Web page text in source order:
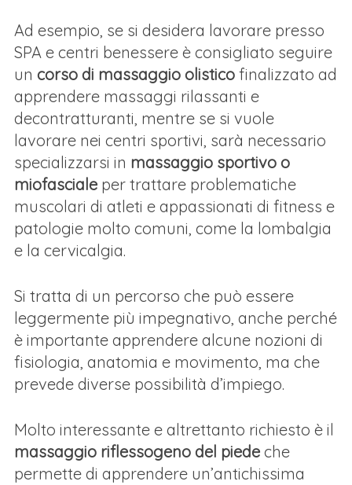
Ad esempio, se si desidera lavorare presso
SPA e centri benessere è consigliato seguire
un corso di massaggio olisticofinalizzato ad
apprendere massaggi rilassanti e
decontratturanti, mentre se si vuole
lavorare nei centri sportivi, sarà necessario
specializzarsi in massaggio sportivo o
miofascialeper trattare problematiche
muscolari di atleti e appassionati di fitness e
patologie molto comuni, come la lombalgia
e la cervicalgia.
Si tratta di un percorso che può essere
leggermente più impegnativo, anche perché
è importante apprendere alcune nozioni di
fisiologia, anatomia e movimento, ma che
prevede diverse possibilità d’impiego.
Molto interessante e altrettanto richiesto è il
massaggio riflessogeno del piede che
permette di apprendere un’antichissima